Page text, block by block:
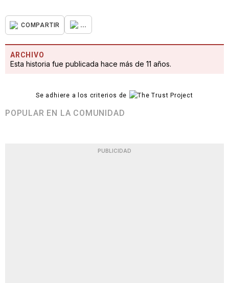
COMPARTIR ...
ARCHIVO
Esta historia fue publicada hace más de 11 años.
Se adhiere a los criterios de
POPULAR EN LA COMUNIDAD
PUBLICIDAD